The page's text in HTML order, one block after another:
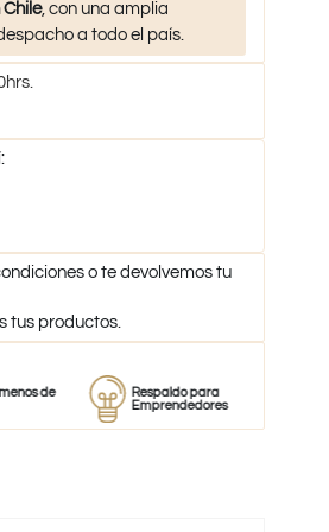
, con una amplia
a todo el país.
o te devolvemos tu
tus productos.
Respaldo para
Emprendedores